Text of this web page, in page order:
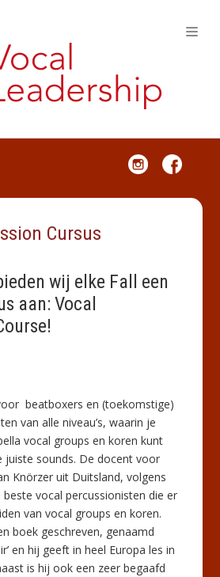
Cursus
wij elke Fall een
aan: Vocal
beatboxers en (toekomstige)
van alle niveau’s, waarin je
vocal groups en koren kunt
juiste sounds. De docent voor
Knörzer uit Duitsland, volgens
beste vocal percussionisten die er
van vocal groups en koren.
boek geschreven, genaamd
en hij geeft in heel Europa les in
is hij ook een zeer begaafd